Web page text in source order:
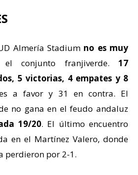
Almería Stadium no es muy
conjunto franjiverde. 17
5 victorias, 4 empates y 8
a favor y 31 en contra. El
no gana en el feudo andaluz
19/20. El último encuentro
en el Martínez Valero, donde
perdieron por 2-1.